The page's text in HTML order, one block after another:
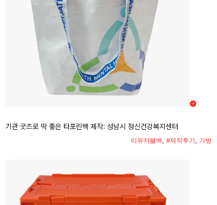
기관 굿즈로 딱 좋은 타포린백 제작: 성남시 정신건강복지센터
리유저블백, #제작후기, 가방